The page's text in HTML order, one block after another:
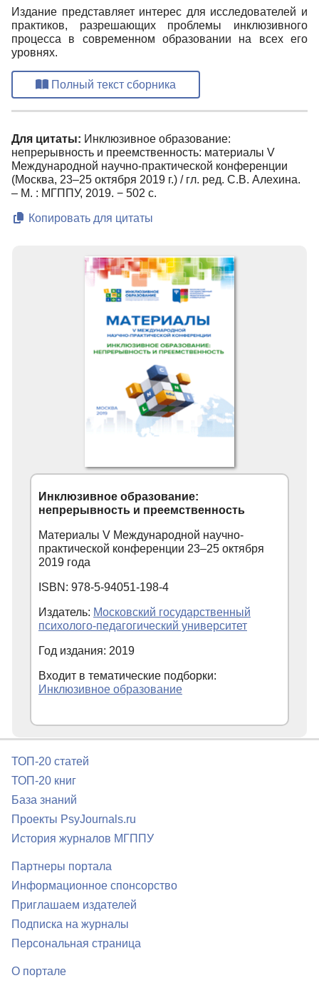
Издание представляет интерес для исследователей и
практиков, разрешающих проблемы инклюзивного
процесса в современном образовании на всех его
уровнях.
Полный текст сборника
Для цитаты: Инклюзивное образование:
непрерывность и преемственность: материалы V
Международной научно-практической конференции
(Москва, 23‒25 октября 2019 г.) / гл. ред. С.В. Алехина.
– М. : МГППУ, 2019. − 502 с.
Копировать для цитаты
Инклюзивное образование:
непрерывность и преемственность
Материалы V Международной научно-
практической конференции 23‒25 октября
2019 года
ISBN: 978-5-94051-198-4
Издатель: Московский государственный
психолого-педагогический университет
Год издания: 2019
Входит в тематические подборки:
Инклюзивное образование
ТОП-20 статей
ТОП-20 книг
База знаний
Проекты PsyJournals.ru
История журналов МГППУ
Партнеры портала
Информационное спонсорство
Приглашаем издателей
Подписка на журналы
Персональная страница
О портале